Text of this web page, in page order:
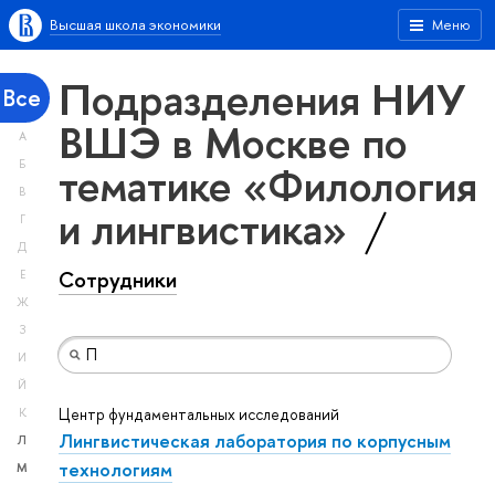
Меню
Высшая школа экономики
Все
А
Б
В
Г
Д
Е
Ж
З
И
Й
К
Л
М
Подразделения НИУ
ВШЭ в Москве по
тематике «Филология
и лингвистика»
Сотрудники
Центр фундаментальных исследований
Лингвистическая лаборатория по корпусным
технологиям